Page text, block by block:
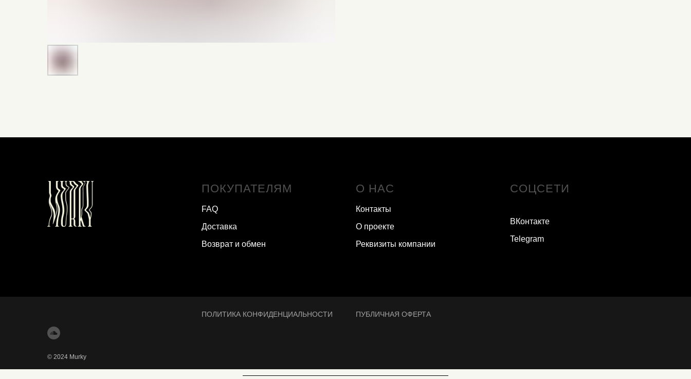
ПОКУПАТЕЛЯМ
FAQ
Доставка
Возврат и обмен
О НАС
Контакты
О проекте
Реквизиты компании
СОЦСЕТИ
ВКонтакте
Telegram
© 2024 Murky
ПОЛИТИКА КОНФИДЕНЦИАЛЬНОСТИ ПУБЛИЧНАЯ ОФЕРТА